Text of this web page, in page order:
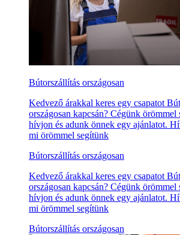
Bútorszállítás országosan
Kedvező árakkal keres egy csapatot
országosan kapcsán? Cégünk örömmel
hívjon és adunk önnek egy ajánlatot.
mi örömmel segítünk
Bútorszállítás országosan
Kedvező árakkal keres egy csapatot
országosan kapcsán? Cégünk örömmel
hívjon és adunk önnek egy ajánlatot.
mi örömmel segítünk
Bútorszállítás országosan